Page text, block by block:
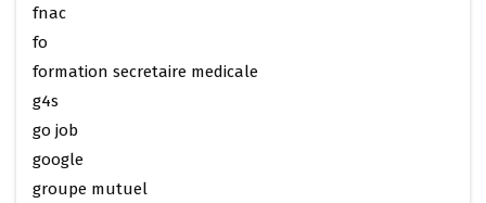
fnac
fo
formation secretaire medicale
g4s
go job
google
groupe mutuel